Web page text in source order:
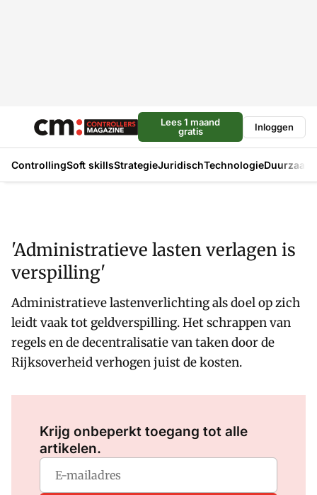
Lees 1 maand
gratis
Inloggen
ControllingSoft skillsStrategieJuridischTechnologie
'Administratieve lasten verlagen is
verspilling'
Administratieve lastenverlichting als doel op zich
leidt vaak tot geldverspilling. Het schrappen van
regels en de decentralisatie van taken door de
Rijksoverheid verhogen juist de kosten.
Krijg onbeperkt toegang tot alle
artikelen.